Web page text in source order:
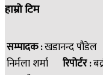
हाम्रो टिम
सम्पादक :खडानन्द पौडेल
निर्मला शर्मा रिपोर्टर :